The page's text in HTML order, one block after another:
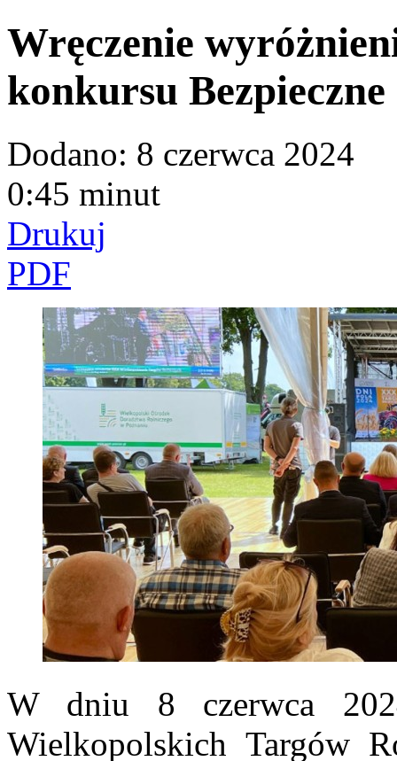
Wręczenie
konkursu
Dodano: 8 czerwca 2024
0:45 minut
Drukuj
PDF
W dniu 8 czerwca
Wielkopolskich Targów